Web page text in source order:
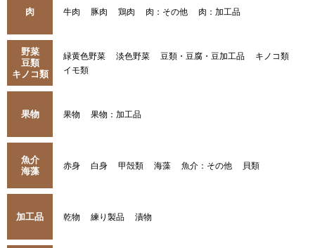
肉 牛肉 豚肉 鶏肉 肉：その他 肉：加工品
野菜
豆類
キノコ類
緑黄色野菜 淡色野菜 豆類・豆腐・豆加工品
キノコ類
イモ類
果物 果物 果物：加工品
魚介
海藻
赤身 白身 甲殻類 海藻 魚介：その他 貝類
加工品 乾物 練り製品 漬物